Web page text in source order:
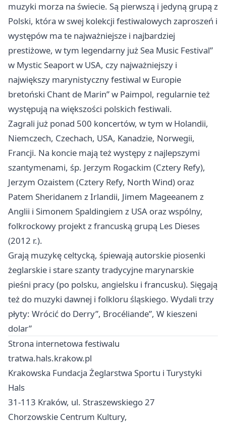
muzyki morza na świecie. Są pierwszą i jedyną grupą z
Polski, która w swej kolekcji festiwalowych zaproszeń i
występów ma te najważniejsze i najbardziej
prestiżowe, w tym legendarny już Sea Music Festival”
w Mystic Seaport w USA, czy najważniejszy i
największy marynistyczny festiwal w Europie
bretoński Chant de Marin” w Paimpol, regularnie też
występują na większości polskich festiwali.
Zagrali już ponad 500 koncertów, w tym w Holandii,
Niemczech, Czechach, USA, Kanadzie, Norwegii,
Francji. Na koncie mają też występy z najlepszymi
szantymenami, śp. Jerzym Rogackim (Cztery Refy),
Jerzym Ozaistem (Cztery Refy, North Wind) oraz
Patem Sheridanem z Irlandii, Jimem Mageeanem z
Anglii i Simonem Spaldingiem z USA oraz wspólny,
folkrockowy projekt z francuską grupą Les Dieses
(2012 r.).
Grają muzykę celtycką, śpiewają autorskie piosenki
żeglarskie i stare szanty tradycyjne marynarskie
pieśni pracy (po polsku, angielsku i francusku). Sięgają
też do muzyki dawnej i folkloru śląskiego. Wydali trzy
płyty: Wrócić do Derry”, Brocéliande”, W kieszeni
dolar”
Strona internetowa festiwalu
tratwa.hals.krakow.pl
Krakowska Fundacja Żeglarstwa Sportu i Turystyki
Hals
31-113 Kraków, ul. Straszewskiego 27
Chorzowskie Centrum Kultury,